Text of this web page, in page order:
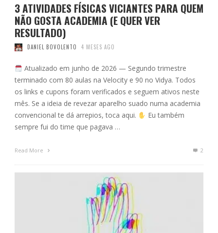
3 ATIVIDADES FÍSICAS VICIANTES PARA QUEM
NÃO GOSTA ACADEMIA (E QUER VER
RESULTADO)
DANIEL BOVOLENTO 4 MESES AGO
Atualizado em junho de 2026 — Segundo trimestre
terminado com 80 aulas na Velocity e 90 no Vidya. Todos
os links e cupons foram verificados e seguem ativos neste
mês. Se a ideia de revezar aparelho suado numa academia
convencional te dá arrepios, toca aqui.
Eu também
sempre fui do time que pagava …
Read More 2